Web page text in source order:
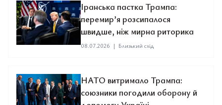
Іранська пастка Трампа:
перемир’я розсипалося
швидше, ніж мирна риторика
08.07.2026 | Близький схід
НАТО витримало Трампа:
союзники погодили оборону й